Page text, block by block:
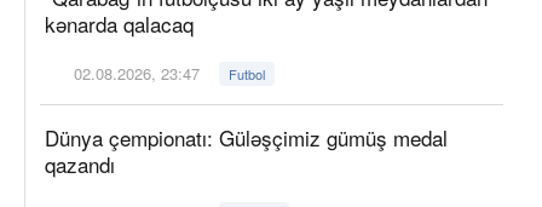
kənarda qalacaq
02.08.2026, 23:47 Futbol
Dünya çempionatı: Güləşçimiz gümüş medal
qazandı